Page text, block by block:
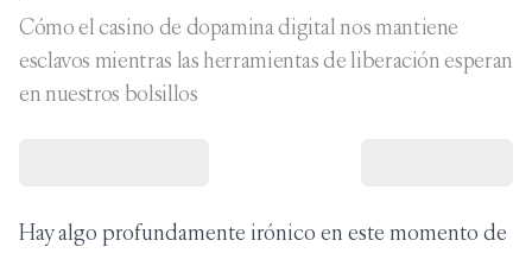
Cómo el casino de dopamina digital nos mantiene
esclavos mientras las herramientas de liberación esperan
en nuestros bolsillos
Hay algo profundamente irónico en este momento de